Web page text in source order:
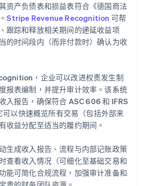
资产负债表和损益表符合《德国商法
Stripe Revenue Recognition 可帮
跟踪和释放相关期间的递延收益项
的时间段内（而非付款时）确认为收
，企业可以改进权责发生制
报表编制，并提升审计效率。该系统
入报告，确保符合 ASC 606 和 IFRS
可以快速概览所有交易（包括外部来
收益分配至适当的履约期间。
生成收入报告、流程与内部记账政策
查看收入情况（可细化至基础交易和
能可简化合规流程，加强审计准备和